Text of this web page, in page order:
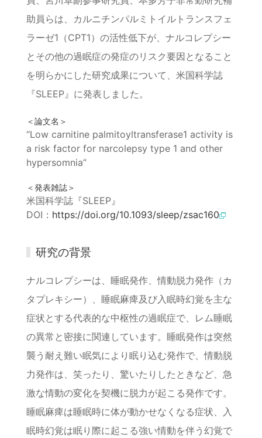
助員らは、カルニチンパルミトイルトランスフェ
ラーゼ1（CPT1）の活性低下が、ナルコレプシー
とその他の過眠症の発症のリスク要因となること
を明らかにした研究成果について、米国科学誌
『SLEEP』に発表しました。
＜論文名＞
“Low carnitine palmitoyltransferase1 activity is
a risk factor for narcolepsy type 1 and other
hypersomnia”
＜発表雑誌＞
米国科学誌『SLEEP』
DOI： https://doi.org/10.1093/sleep/zsac160
研究の背景
ナルコレプシーは、睡眠発作、情動脱力発作（カ
タプレキシー）、睡眠麻痺及び入眠時幻覚を主な
症状とする代表的な中枢性の過眠症で、レム睡眠
の異常と密接に関連しています。睡眠発作は突然
襲う耐え難い眠気により眠り込む発作で、情動脱
力発作は、笑ったり、驚いたりしたときなど、急
激な情動の変化を契機に脱力が起こる発作です。
睡眠麻痺は睡眠時に体が動かせなくなる症状、入
眠時幻覚は眠り際に起こる強い情動を伴う幻覚で